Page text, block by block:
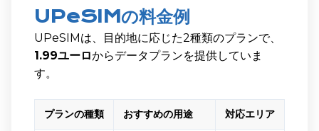
UPeSIMの料金例
UPeSIMは、目的地に応じた2種類のプランで、
1.99ユーロからデータプランを提供していま
す。
プランの種類 おすすめの用途 対応エリア